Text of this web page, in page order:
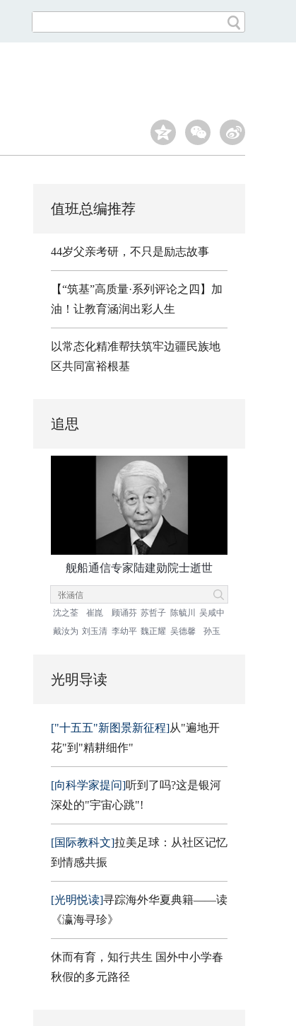
值班总编推荐
44岁父亲考研，不只是励志故事
【“筑基”高质量·系列评论之四】加
油！让教育涵润出彩人生
以常态化精准帮扶筑牢边疆民族地
区共同富裕根基
追思
舰船通信专家陆建勋院士逝世
沈之荃 崔崑 顾诵芬 苏哲子 陈毓川
吴咸中
戴汝为 刘玉清 李幼平 魏正耀 吴德馨 孙玉
光明导读
["十五五"新图景新征程]从"遍地开
花"到"精耕细作"
[向科学家提问]听到了吗?这是银河
深处的"宇宙心跳"!
[国际教科文]拉美足球：从社区记忆
到情感共振
[光明悦读]寻踪海外华夏典籍——读
《瀛海寻珍》
休而有育，知行共生 国外中小学春
秋假的多元路径